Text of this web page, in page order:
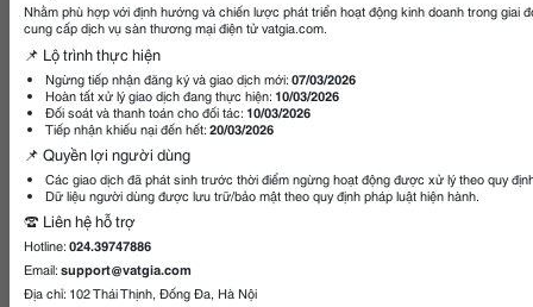
Nhằm phù hợp với định hướng và chiến lược phát triển hoạt động kinh doanh trong giai
cung cấp dịch vụ sàn thương mại điện tử vatgia.com.
📌 Lộ trình thực hiện
Ngừng tiếp nhận đăng ký và giao dịch mới:07/03/2026
Hoàn tất xử lý giao dịch đang thực hiện: 10/03/2026
Đối soát và thanh toán cho đối tác: 10/03/2026
Tiếp nhận khiếu nại đến hết:20/03/2026
📌 Quyền lợi người dùng
Các giao dịch đã phát sinh trước thời điểm ngừng hoạt động được xử lý theo quy
Dữ liệu người dùng được lưu trữ/bảo mật theo quy định pháp luật hiện hành.
☎️ Liên hệ hỗ trợ
Hotline:024.39747886
Email:support@vatgia.com
Địa chỉ: 102 Thái Thịnh, Đống Đa, Hà Nội